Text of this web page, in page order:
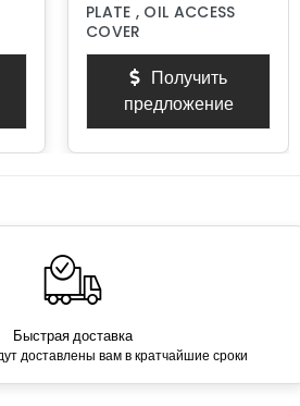
PLATE , OIL ACCESS
COVER
Получить
предложение
Быстрая доставка
доставлены вам в кратчайшие сроки